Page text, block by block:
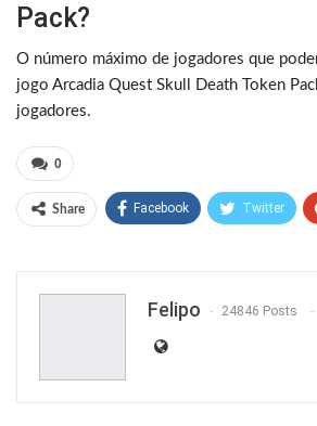
Pack?
O número máximo de jogadores que
jogo Arcadia Quest Skull Death Token
jogadores.
0
Share Facebook Twitter
Felipo 24846 Posts